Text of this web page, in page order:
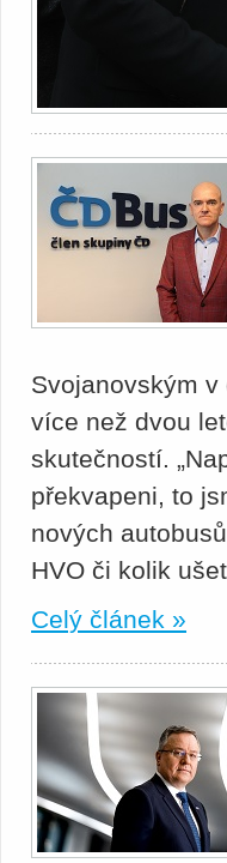
Svojanovským
více než dvou
skutečností.
překvapeni, to
nových
HVO či kolik
Celý článek »